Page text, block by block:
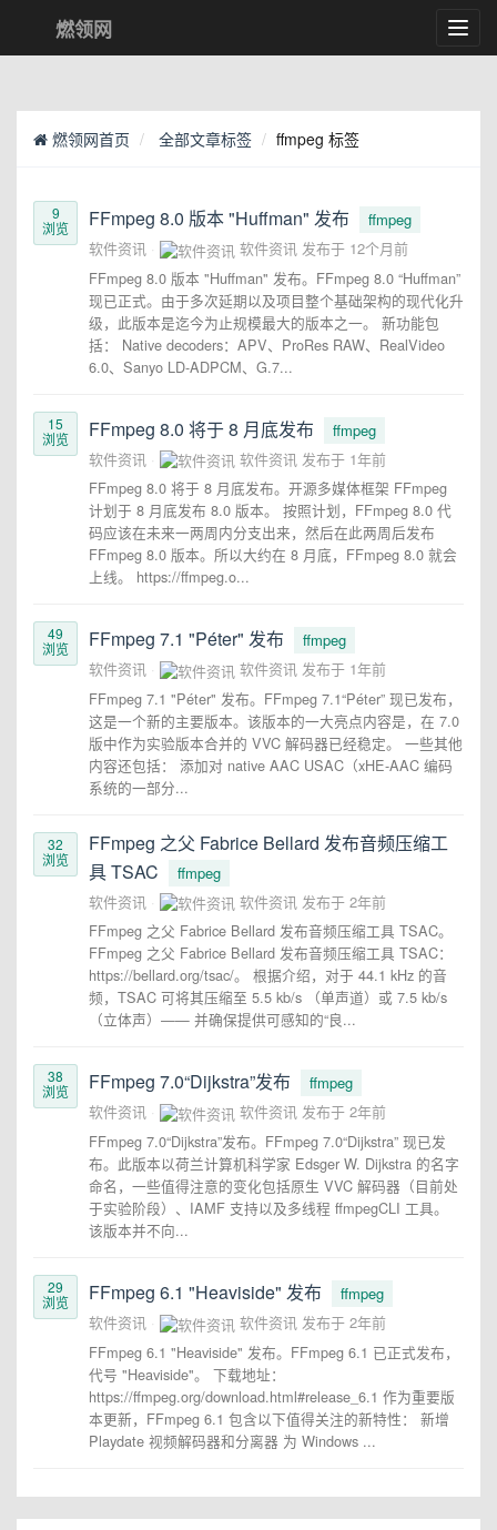
燃领网
燃领网首页 全部文章标签 ffmpeg 标签
9
浏览
FFmpeg 8.0 版本 "Huffman" 发布
ffmpeg
软件资讯
软件资讯 发布于 12个月前
FFmpeg 8.0 版本 "Huffman" 发布。FFmpeg 8.0 “Huffman”
现已正式。由于多次延期以及项目整个基础架构的现代化升
级，此版本是迄今为止规模最大的版本之一。 新功能包
括： Native decoders：APV、ProRes RAW、RealVideo
6.0、Sanyo LD-ADPCM、G.7...
15
浏览
FFmpeg 8.0 将于 8 月底发布
ffmpeg
软件资讯
软件资讯 发布于 1年前
FFmpeg 8.0 将于 8 月底发布。开源多媒体框架 FFmpeg
计划于 8 月底发布 8.0 版本。 按照计划，FFmpeg 8.0 代
码应该在未来一两周内分支出来，然后在此两周后发布
FFmpeg 8.0 版本。所以大约在 8 月底，FFmpeg 8.0 就会
上线。 https://ffmpeg.o...
49
浏览
FFmpeg 7.1 "Péter" 发布
ffmpeg
软件资讯
软件资讯 发布于 1年前
FFmpeg 7.1 "Péter" 发布。FFmpeg 7.1“Péter” 现已发布，
这是一个新的主要版本。该版本的一大亮点内容是，在 7.0
版中作为实验版本合并的 VVC 解码器已经稳定。 一些其他
内容还包括： 添加对 native AAC USAC（xHE-AAC 编码
系统的一部分...
32
浏览
FFmpeg 之父 Fabrice Bellard 发布音频压缩工
具 TSAC
ffmpeg
软件资讯
软件资讯 发布于 2年前
FFmpeg 之父 Fabrice Bellard 发布音频压缩工具 TSAC。
FFmpeg 之父 Fabrice Bellard 发布音频压缩工具 TSAC：
https://bellard.org/tsac/。 根据介绍，对于 44.1 kHz 的音
频，TSAC 可将其压缩至 5.5 kb/s （单声道）或 7.5 kb/s
（立体声）—— 并确保提供可感知的“良...
38
浏览
FFmpeg 7.0“Dijkstra”发布
ffmpeg
软件资讯
软件资讯 发布于 2年前
FFmpeg 7.0“Dijkstra”发布。FFmpeg 7.0“Dijkstra” 现已发
布。此版本以荷兰计算机科学家 Edsger W. Dijkstra 的名字
命名，一些值得注意的变化包括原生 VVC 解码器（目前处
于实验阶段）、IAMF 支持以及多线程 ffmpegCLI 工具。
该版本并不向...
29
浏览
FFmpeg 6.1 "Heaviside" 发布
ffmpeg
软件资讯
软件资讯 发布于 2年前
FFmpeg 6.1 "Heaviside" 发布。FFmpeg 6.1 已正式发布，
代号 "Heaviside"。 下载地址：
https://ffmpeg.org/download.html#release_6.1 作为重要版
本更新，FFmpeg 6.1 包含以下值得关注的新特性： 新增
Playdate 视频解码器和分离器 为 Windows ...